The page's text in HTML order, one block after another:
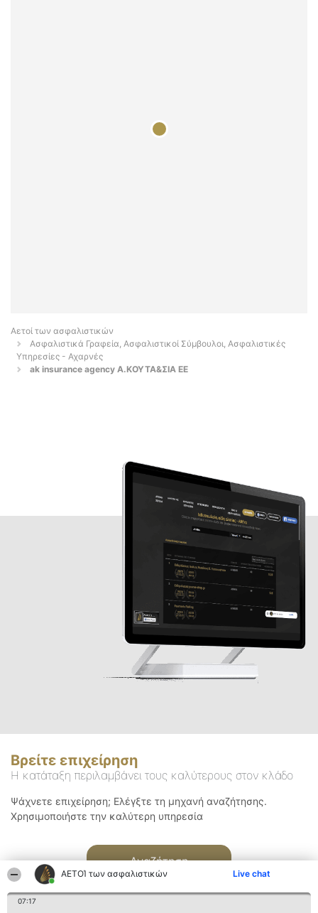
ΑΕΤΟΊ των ασφαλιστικών Live chat
07:17
Αετοί των ασφαλιστικών
Ασφαλιστικά Γραφεία, Ασφαλιστικοί Σύμβουλοι, Ασφαλιστικές
Υπηρεσίες - Αχαρνές
ak insurance agency Α.ΚΟΥΤΑ&ΣΙΑ ΕΕ
Βρείτε επιχείρηση
Η κατάταξη περιλαμβάνει τους καλύτερους στον κλάδο
Ψάχνετε επιχείρηση; Ελέγξτε τη μηχανή αναζήτησης.
Χρησιμοποιήστε την καλύτερη υπηρεσία
Αναζήτηση